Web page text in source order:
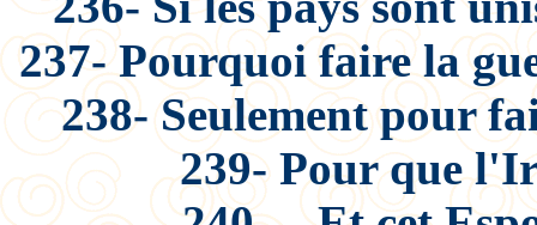
237- Pourquoi faire la
238- Seulement pour
239- Pour que